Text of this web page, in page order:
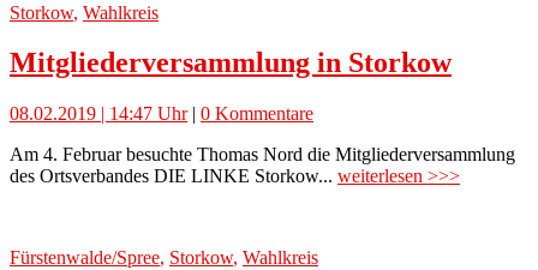
Storkow, Wahlkreis
Mitgliederversammlung in Storkow
08.02.2019 | 14:47 Uhr| 0 Kommentare
Am 4. Februar besuchte Thomas Nord die Mitgliederversammlung
des Ortsverbandes DIE LINKE Storkow... weiterlesen >>>
Fürstenwalde/Spree, Storkow, Wahlkreis